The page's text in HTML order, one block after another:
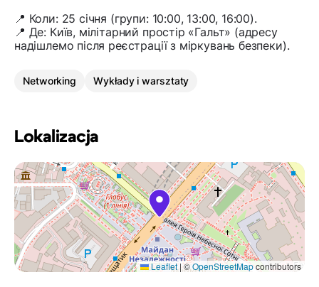
📍 Коли: 25 січня (групи: 10:00, 13:00, 16:00).
📍 Де: Київ, мілітарний простір «Гальт» (адресу
надішлемо після реєстрації з міркувань безпеки).
Networking Wykłady i warsztaty
Lokalizacja
Leaflet|©OpenStreetMapcontributors